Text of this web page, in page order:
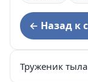
← Назад к
Труженик тыла